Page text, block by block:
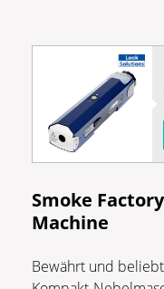
Smoke
Machine
Bewährt und